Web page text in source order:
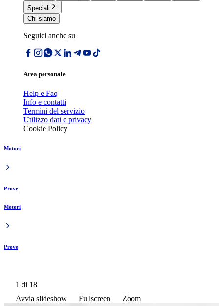
Speciali
Chi siamo
Seguici anche su
Area personale
Help e Faq
Info e contatti
Termini del servizio
Utilizzo dati e privacy
Cookie Policy
Motori
Prove
Motori
Prove
1 di 18
Avvia slideshow
Fullscreen Zoom